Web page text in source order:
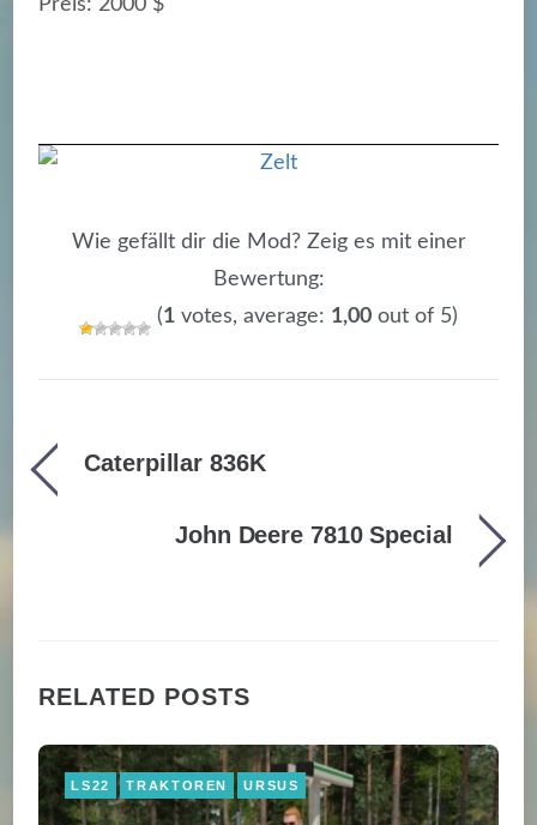
Preis: 2000 $
Wie gefällt dir die Mod? Zeig es mit einer
Bewertung:
(1 votes, average: 1,00 out of 5)
Caterpillar 836K
John Deere 7810 Special
RELATED POSTS
LS22 TRAKTOREN URSUS